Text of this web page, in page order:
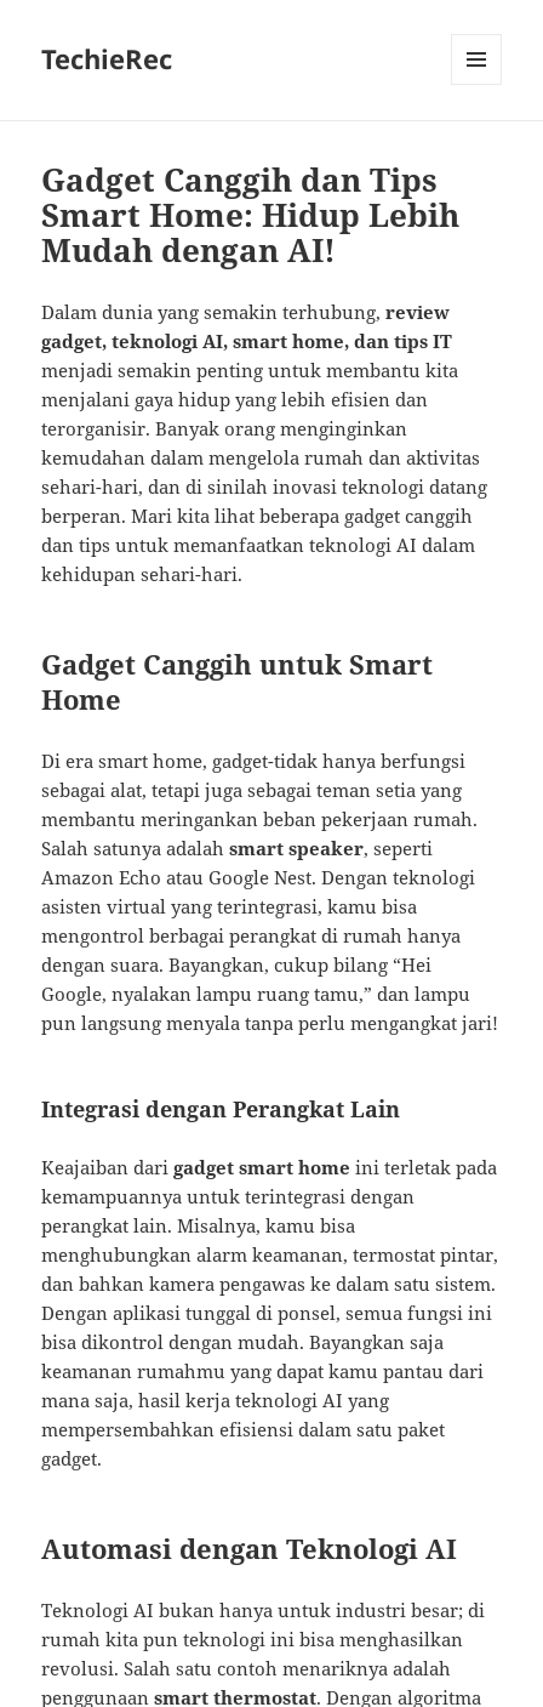
TechieRec
Gadget Canggih dan Tips
Smart Home: Hidup Lebih
Mudah dengan AI!
Dalam dunia yang semakin terhubung,review
gadget, teknologi AI, smart home, dan tips IT
menjadi semakin penting untuk membantu kita
menjalani gaya hidup yang lebih efisien dan
terorganisir. Banyak orang menginginkan
kemudahan dalam mengelola rumah dan aktivitas
sehari-hari, dan di sinilah inovasi teknologi datang
berperan. Mari kita lihat beberapa gadget canggih
dan tips untuk memanfaatkan teknologi AI dalam
kehidupan sehari-hari.
Gadget Canggih untuk Smart
Home
Di era smart home, gadget-tidak hanya berfungsi
sebagai alat, tetapi juga sebagai teman setia yang
membantu meringankan beban pekerjaan rumah.
Salah satunya adalahsmart speaker, seperti
Amazon Echo atau Google Nest. Dengan teknologi
asisten virtual yang terintegrasi, kamu bisa
mengontrol berbagai perangkat di rumah hanya
dengan suara. Bayangkan, cukup bilang “Hei
Google, nyalakan lampu ruang tamu,” dan lampu
pun langsung menyala tanpa perlu mengangkat jari!
Integrasi dengan Perangkat Lain
Keajaiban darigadget smart home ini terletak pada
kemampuannya untuk terintegrasi dengan
perangkat lain. Misalnya, kamu bisa
menghubungkan alarm keamanan, termostat pintar,
dan bahkan kamera pengawas ke dalam satu sistem.
Dengan aplikasi tunggal di ponsel, semua fungsi ini
bisa dikontrol dengan mudah. Bayangkan saja
keamanan rumahmu yang dapat kamu pantau dari
mana saja, hasil kerja teknologi AI yang
mempersembahkan efisiensi dalam satu paket
gadget.
Automasi dengan Teknologi AI
Teknologi AI bukan hanya untuk industri besar; di
rumah kita pun teknologi ini bisa menghasilkan
revolusi. Salah satu contoh menariknya adalah
penggunaansmart thermostat. Dengan algoritma